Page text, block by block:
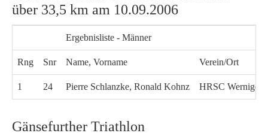
über 33,5 km am 10.09.2006
Ergebnisliste - Männer
Rng Snr Name, Vorname Verein/Ort
1 24 Pierre Schlanzke, Ronald Kohnz HRSC
Gänsefurther Triathlon